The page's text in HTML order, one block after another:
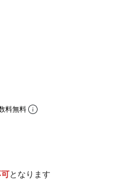
料無料
となります